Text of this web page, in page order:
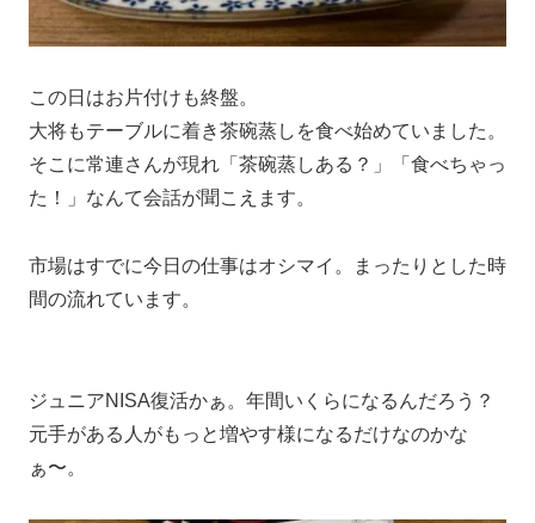
この日はお片付けも終盤。
大将もテーブルに着き茶碗蒸しを食べ始めていました。
そこに常連さんが現れ「茶碗蒸しある？」「食べちゃっ
た！」なんて会話が聞こえます。
市場はすでに今日の仕事はオシマイ。まったりとした時
間の流れています。
ジュニアNISA復活かぁ。年間いくらになるんだろう？
元手がある人がもっと増やす様になるだけなのかな
ぁ〜。